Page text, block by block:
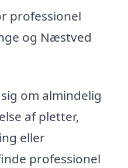
professionel
og Næstved
om almindelig
af pletter,
eller
professionel